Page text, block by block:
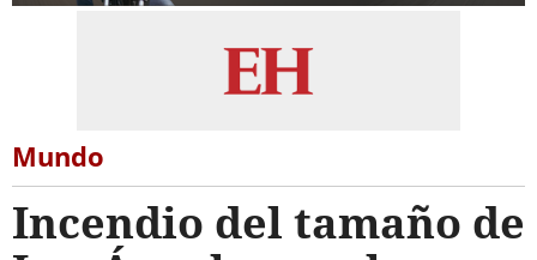
Mundo
Incendio del tamaño de